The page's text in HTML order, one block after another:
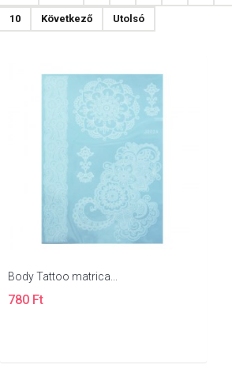
10 Következő Utolsó
Body Tattoo matrica...
780 Ft